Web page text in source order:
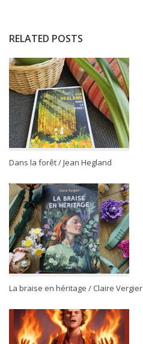
RELATED POSTS
Dans la forêt / Jean Hegland
La braise en héritage / Claire Vergier